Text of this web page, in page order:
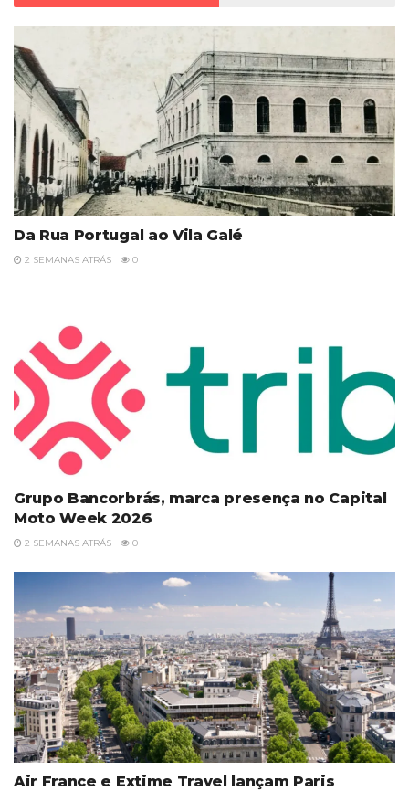
Da Rua Portugal ao Vila Galé
2 SEMANAS ATRÁS 0
Grupo Bancorbrás, marca presença no Capital
Moto Week 2026
2 SEMANAS ATRÁS 0
Air France e Extime Travel lançam Paris